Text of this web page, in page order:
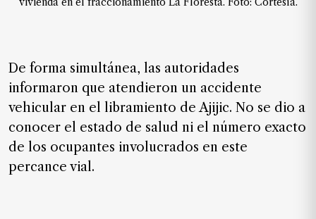
De forma simultánea, las autoridades
informaron que atendieron un accidente
vehicular en el libramiento de Ajijic. No se dio a
conocer el estado de salud ni el número exacto
de los ocupantes involucrados en este
percance vial.